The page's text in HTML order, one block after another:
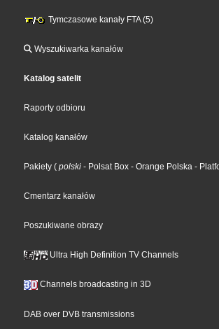
Tymczasowe kanały FTA (5)
Wyszukiwarka kanałów
Katalog satelit
Raporty odbioru
Katalog kanałów
Pakiety ( polski - Polsat Box - Orange Polska -
Cmentarz kanałów
Poszukiwane obrazy
Ultra High Definition TV Channels
Channels broadcasting in 3D
DAB over DVB transmissions